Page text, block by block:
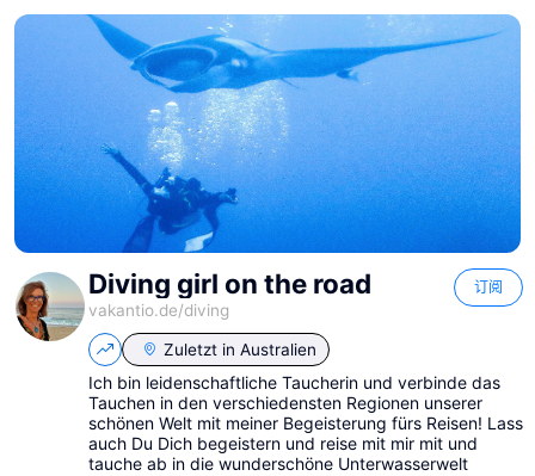
Diving girl on the road
vakantio.de/diving
订阅
Zuletzt in Australien
Ich bin leidenschaftliche Taucherin und verbinde das
Tauchen in den verschiedensten Regionen unserer
schönen Welt mit meiner Begeisterung fürs Reisen! Lass
auch Du Dich begeistern und reise mit mir mit und
tauche ab in die wunderschöne Unterwasserwelt